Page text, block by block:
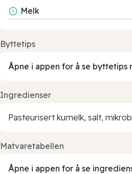
Melk
Byttetips
Åpne i appen for å se byttetips
Ingredienser
Pasteurisert kumelk, salt,
Matvaretabellen
Åpne i appen for å se